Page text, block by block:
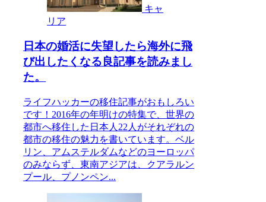
キャ
リア
日本の婚活に失望したら海外に飛
び出したくなる良記事を読みまし
た。
ライフハッカーの移住記事がおもしろい
です！2016年の年明けの特集で、世界の
都市へ移住した日本人22人がそれぞれの
都市の移住の魅力を書いています。ベル
リン、アムステルダムなどのヨーロッパ
のみならず、東南アジアは、クアラルン
プール、プノンペン...